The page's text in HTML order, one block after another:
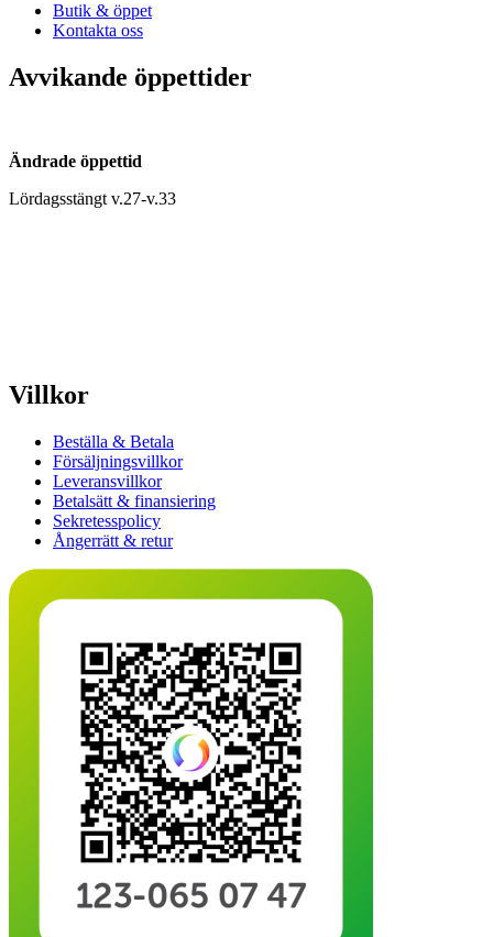
Butik & öppet
Kontakta oss
Avvikande öppettider
Ändrade öppettid
Lördagsstängt v.27-v.33
Villkor
Beställa & Betala
Försäljningsvillkor
Leveransvillkor
Betalsätt & finansiering
Sekretesspolicy
Ångerrätt & retur